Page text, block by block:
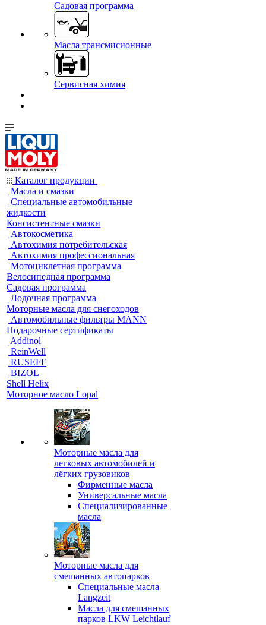
Садовая программа
Масла трансмисионные
Сервисная химия
Каталог продукции
Масла и смазки
Специальные автомобильные
жидкости
Консистентные смазки
Автокосметика
Автохимия потребительская
Автохимия профессиональная
Мотоциклетная программа
Велосипедная программа
Садовая программа
Лодочная программа
Моторные масла для снегоходов
Автомобильные фильтры MANN
Подарочные сертификаты
Addinol
ReinWell
RUSEFF
BIZOL
Shell Helix
Моторное масло Lopal
Моторные масла для
легковых автомобилей и
лёгких грузовиков
Фирменные масла
Универсальные масла
Специализированные
масла
Моторные масла для
смешанных автопарков
Специальные масла
Langzeit
Масла для смешанных
парков LKW Leichtlauf